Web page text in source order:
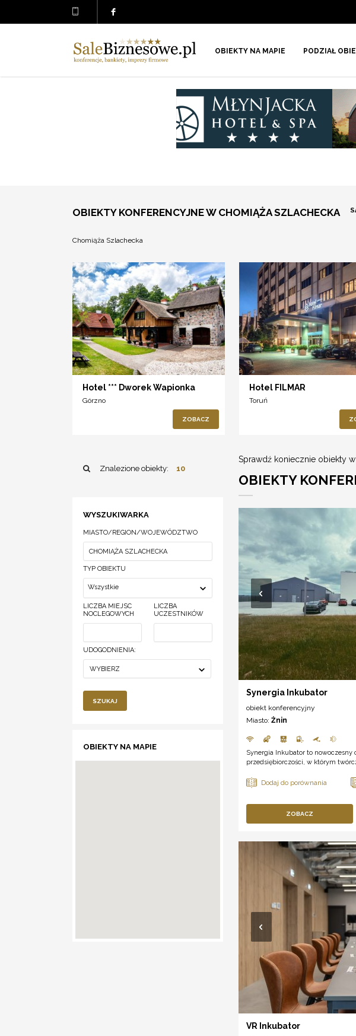
OBIEKTY NA MAPIE PODZIAŁ
OBIEKTY KONFERENCYJNE W CHOMIĄŻA SZLACHECKA
Chomiąża Szlachecka
Hotel *** Dworek Wapionka
Górzno
ZOBACZ
Hotel FILMAR
Toruń
Znalezione obiekty: 10
WYSZUKIWARKA
MIASTO/REGION/WOJEWÓDZTWO
TYP OBIEKTU
Wszystkie
LICZBA MIEJSC
NOCLEGOWYCH
LICZBA
UCZESTNIKÓW
UDOGODNIENIA:
WYBIERZ
SZUKAJ
OBIEKTY NA MAPIE
Sprawdź koniecznie obiekty
OBIEKTY
Synergia Inkubator
obiekt konferencyjny
Miasto: Żnin
Synergia Inkubator to nowoczesny
przedsiębiorczości, w którym
ZOBACZ
VR Inkubator